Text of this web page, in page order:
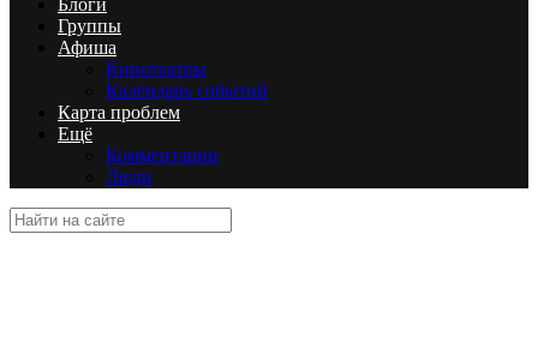
Блоги
Группы
Афиша
Кинотеатры
Календарь событий
Карта проблем
Ещё
Комментарии
Люди